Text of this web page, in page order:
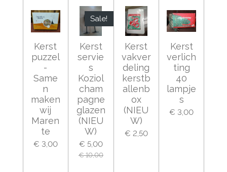
Kerst
puzzel
-
Same
n
maken
wij
Maren
te
€ 3,00
Sale!
Kerst
servie
s
Koziol
cham
pagne
glazen
(NIEU
W)
€ 5,00
€ 10,00
Kerst
vakver
deling
kerstb
allenb
ox
(NIEU
W)
€ 2,50
Kerst
verlich
ting
40
lampje
s
€ 3,00